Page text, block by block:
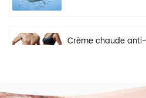
Crème chaude
amincissante pour